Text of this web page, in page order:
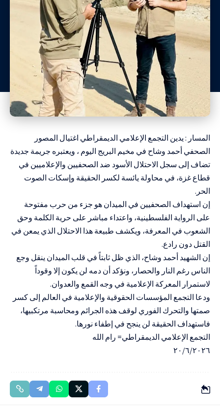
المسار : يدين التجمع الإعلامي الديمقراطي اغتيال المصور
الصحفي أحمد وشاح في مخيم البريج اليوم ، ويعتبره جريمة جديدة
تضاف إلى سجل الاحتلال الأسود ضد الصحفيين والإعلاميين في
قطاع غزة، في محاولة يائسة لكسر الحقيقة وإسكات الصوت
الحر.
إن استهداف الصحفيين في الميدان هو جزء من حرب مفتوحة
على الرواية الفلسطينية، واعتداء مباشر على حرية الكلمة وحق
الشعوب في المعرفة، ويكشف طبيعة هذا الاحتلال الذي يمعن في
القتل دون رادع.
إن الشهيد أحمد وشاح، الذي ظل ثابتاً في قلب الميدان ينقل وجع
الناس رغم النار والحصار، ونؤكد أن دمه لن يكون إلا وقوداً
لاستمرار المعركة الإعلامية في وجه القمع والعدوان.
ودعا التجمع المؤسسات الحقوقية والإعلامية في العالم إلى كسر
صمتها والتحرك الفوري لوقف هذه الجرائم ومحاسبة مرتكبيها،
فاستهداف الحقيقة لن ينجح في إطفاء نورها.
التجمع الإعلامي الديمقراطي= رام الله
٢٠/٦/٢٠٢٦